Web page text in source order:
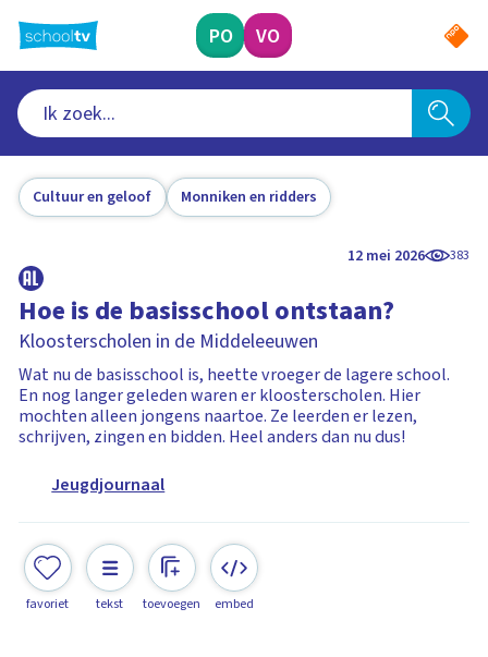
naar
hoofdinhoud
PO VO
Cultuur en geloof Monniken en ridders
12 mei 2026 383
Hoe is de basisschool ontstaan?
Kloosterscholen in de Middeleeuwen
Wat nu de basisschool is, heette vroeger de lagere school.
En nog langer geleden waren er kloosterscholen. Hier
mochten alleen jongens naartoe. Ze leerden er lezen,
schrijven, zingen en bidden. Heel anders dan nu dus!
Jeugdjournaal
favoriet tekst toevoegen embed